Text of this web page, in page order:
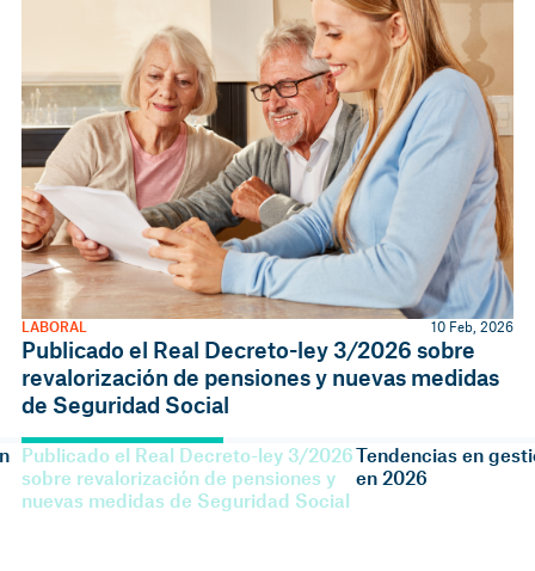
Publicado el Real Decreto-ley 3/2026 sobre
revalorización de pensiones y nuevas medidas
de Seguridad Social
LABORAL 10 Feb, 2026
Publicado el Real Decreto-ley 3/2026
sobre revalorización de pensiones y
nuevas medidas de Seguridad Social
Tendencias en
en 2026